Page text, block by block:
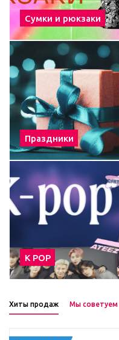
Сумки и рюкзаки
Праздники
К POP
Хиты продаж Мы советуем